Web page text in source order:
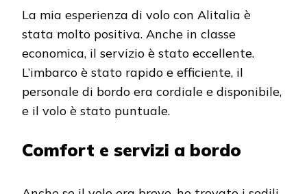
La mia esperienza di volo con Alitalia è
stata molto positiva. Anche in classe
economica, il servizio è stato eccellente.
L’imbarco è stato rapido e efficiente, il
personale di bordo era cordiale e disponibile,
e il volo è stato puntuale.
Comfort e servizi a bordo